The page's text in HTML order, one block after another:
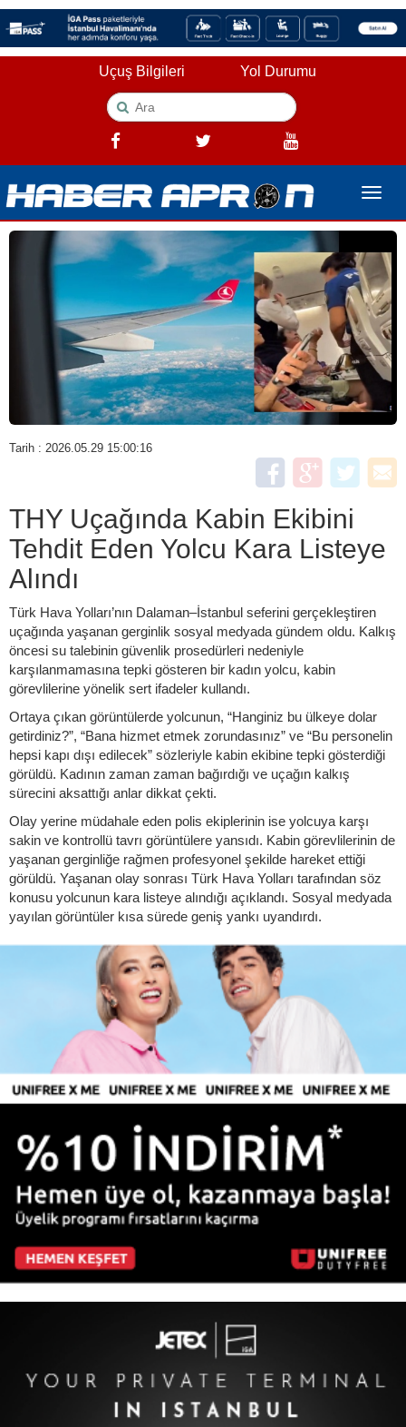
Uçuş Bilgileri Yol Durumu
Toggle
Tarih : 2026.05.29 15:00:16
THY Uçağında Kabin Ekibini
Tehdit Eden Yolcu Kara Listeye
Alındı
Türk Hava Yolları’nın Dalaman–İstanbul seferini gerçekleştiren
uçağında yaşanan gerginlik sosyal medyada gündem oldu. Kalkış
öncesi su talebinin güvenlik prosedürleri nedeniyle
karşılanmamasına tepki gösteren bir kadın yolcu, kabin
görevlilerine yönelik sert ifadeler kullandı.
Ortaya çıkan görüntülerde yolcunun, “Hanginiz bu ülkeye dolar
getirdiniz?”, “Bana hizmet etmek zorundasınız” ve “Bu personelin
hepsi kapı dışı edilecek” sözleriyle kabin ekibine tepki gösterdiği
görüldü. Kadının zaman zaman bağırdığı ve uçağın kalkış
sürecini aksattığı anlar dikkat çekti.
Olay yerine müdahale eden polis ekiplerinin ise yolcuya karşı
sakin ve kontrollü tavrı görüntülere yansıdı. Kabin görevlilerinin de
yaşanan gerginliğe rağmen profesyonel şekilde hareket ettiği
görüldü. Yaşanan olay sonrası Türk Hava Yolları tarafından söz
konusu yolcunun kara listeye alındığı açıklandı. Sosyal medyada
yayılan görüntüler kısa sürede geniş yankı uyandırdı.